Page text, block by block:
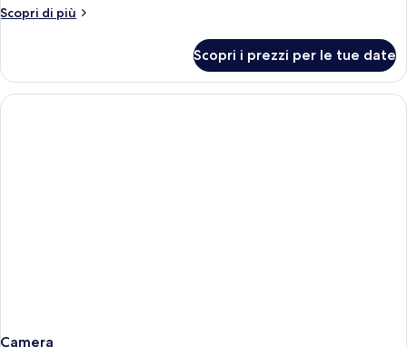
Scopri di più
Altri
Scopri i prezzi per le tue date
Camera